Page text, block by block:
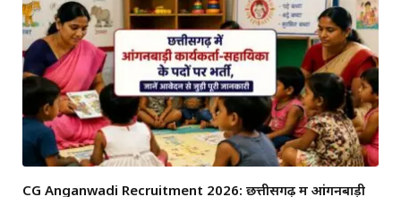
CG Anganwadi Recruitment 2026: छत्तीसगढ़ में आंगनबाड़ी